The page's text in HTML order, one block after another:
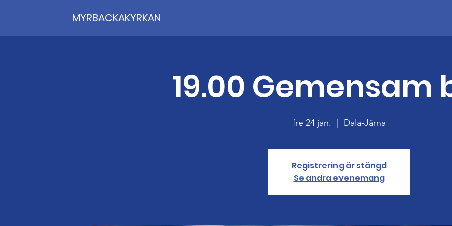
MYRBACKAKYRKAN
19.00 Gemensam
fre 24 jan. Dala-Järna
Registrering är stängd
Se andra evenemang